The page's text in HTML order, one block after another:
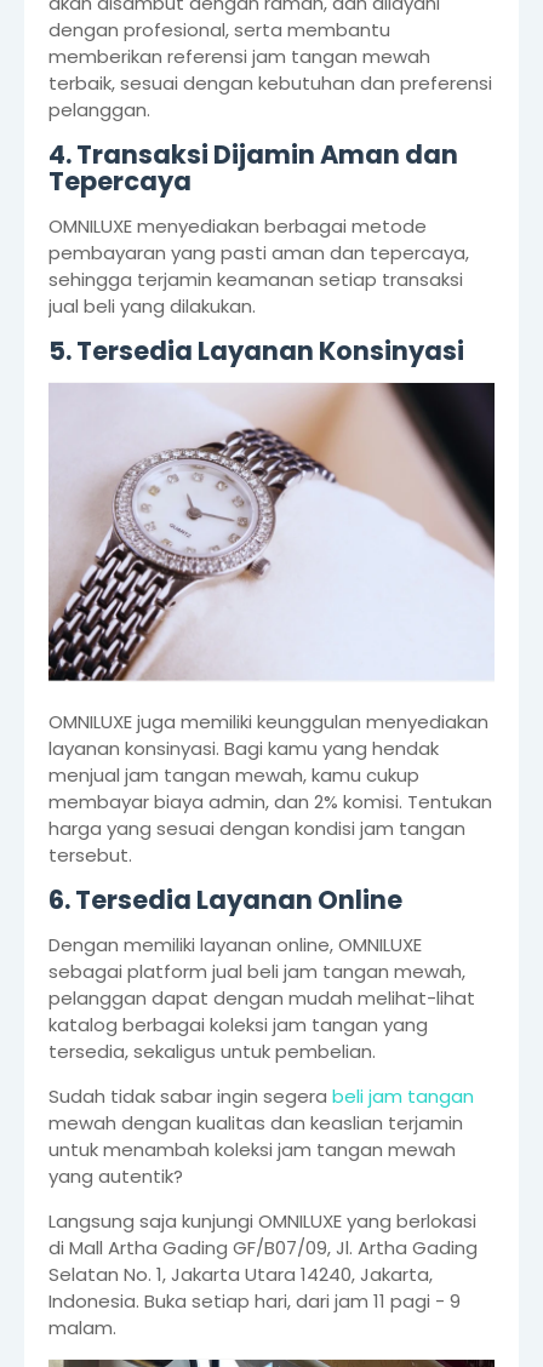
dengan profesional, serta membantu
memberikan referensi jam tangan mewah
terbaik, sesuai dengan kebutuhan dan preferensi
pelanggan.
4. Transaksi Dijamin Aman dan
Tepercaya
OMNILUXE menyediakan berbagai metode
pembayaran yang pasti aman dan tepercaya,
sehingga terjamin keamanan setiap transaksi
jual beli yang dilakukan.
5. Tersedia Layanan Konsinyasi
OMNILUXE juga memiliki keunggulan menyediakan
layanan konsinyasi. Bagi kamu yang hendak
menjual jam tangan mewah, kamu cukup
membayar biaya admin, dan 2% komisi. Tentukan
harga yang sesuai dengan kondisi jam tangan
tersebut.
6. Tersedia Layanan Online
Dengan memiliki layanan online, OMNILUXE
sebagai platform jual beli jam tangan mewah,
pelanggan dapat dengan mudah melihat-lihat
katalog berbagai koleksi jam tangan yang
tersedia, sekaligus untuk pembelian.
Sudah tidak sabar ingin segera beli jam tangan
mewah dengan kualitas dan keaslian terjamin
untuk menambah koleksi jam tangan mewah
yang autentik?
Langsung saja kunjungi OMNILUXE yang berlokasi
di Mall Artha Gading GF/B07/09,Jl. Artha Gading
Selatan No. 1, Jakarta Utara 14240, Jakarta,
Indonesia. Buka setiap hari, dari jam 11 pagi - 9
malam.